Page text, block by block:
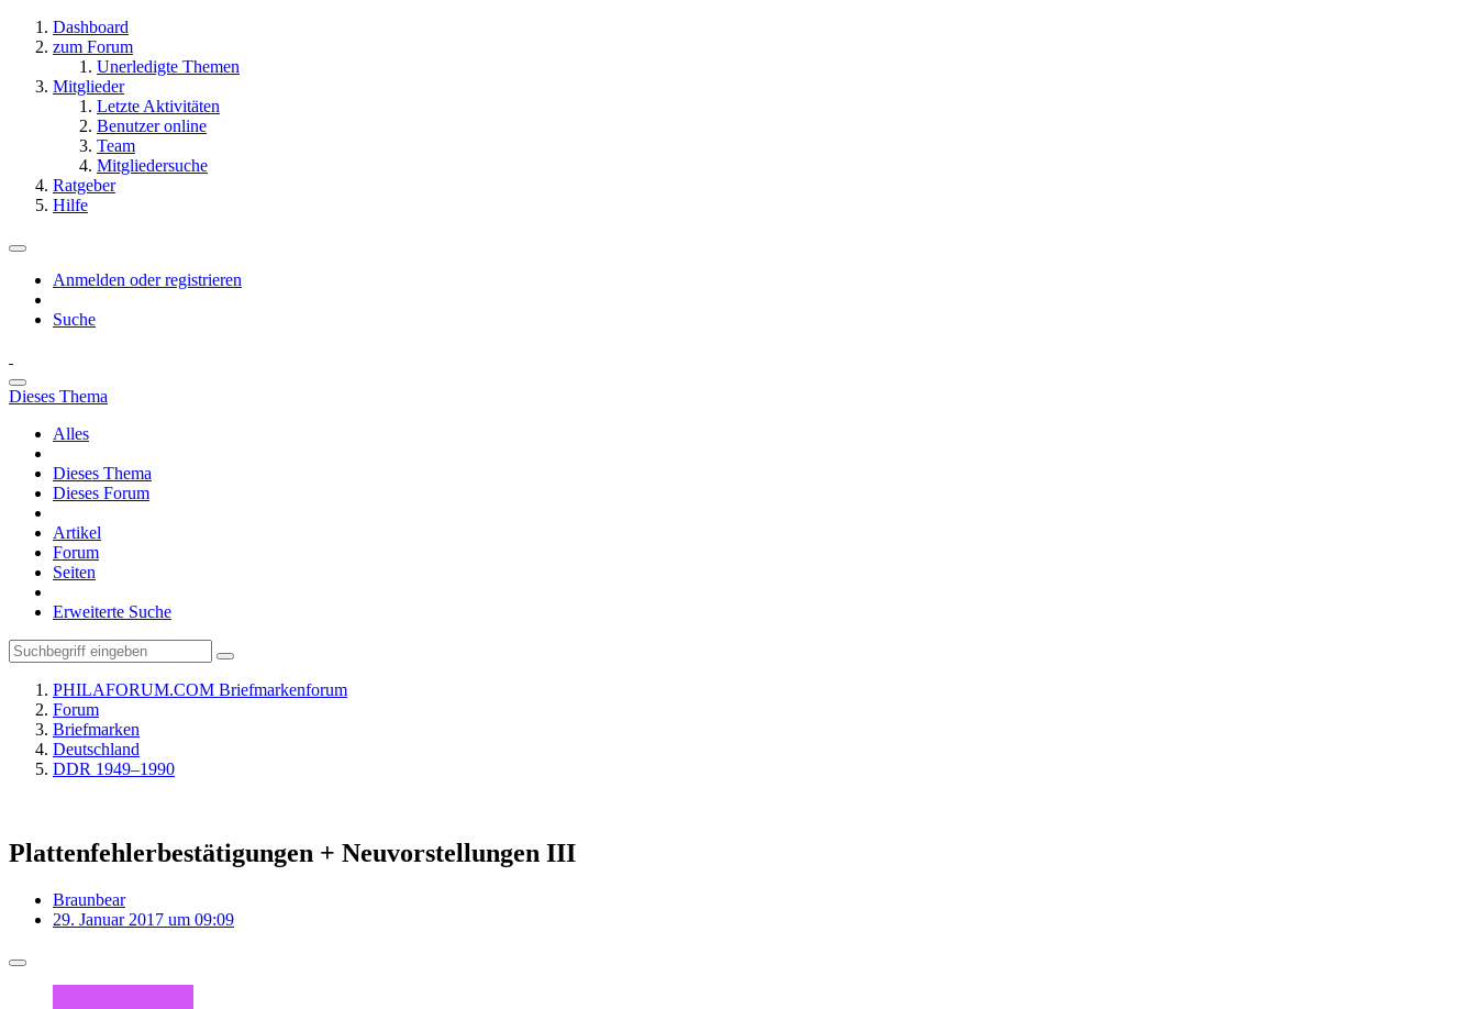
Dashboard
zum Forum
Unerledigte Themen
Mitglieder
Letzte Aktivitäten
Benutzer online
Team
Mitgliedersuche
Ratgeber
Hilfe
Anmelden oder registrieren
Suche
Dieses Thema
Alles
Dieses Thema
Dieses Forum
Artikel
Forum
Seiten
Erweiterte Suche
PHILAFORUM.COM Briefmarkenforum
Forum
Briefmarken
Deutschland
DDR 1949–1990
Plattenfehlerbestätigungen + Neuvorstellungen III
Braunbear
29. Januar 2017 um 09:09